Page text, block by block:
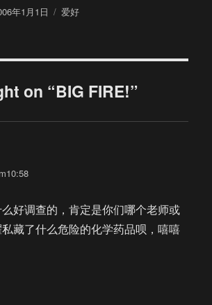
年1月1日 Categories
爱好
on “BIG FIRE!”
好调查的，肯定是你们哪个老师或
藏了什么危险的化学药品呗，嘻嘻